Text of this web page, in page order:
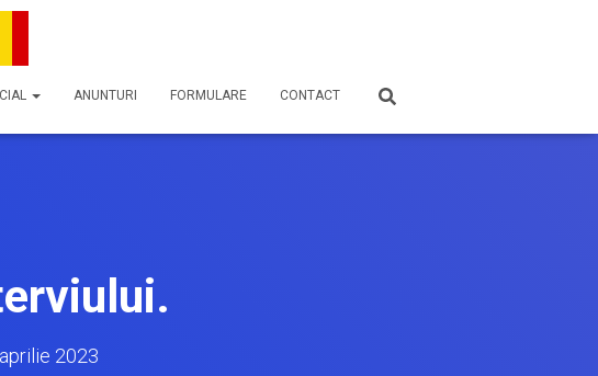
ANUNTURI FORMULARE CONTACT
2023